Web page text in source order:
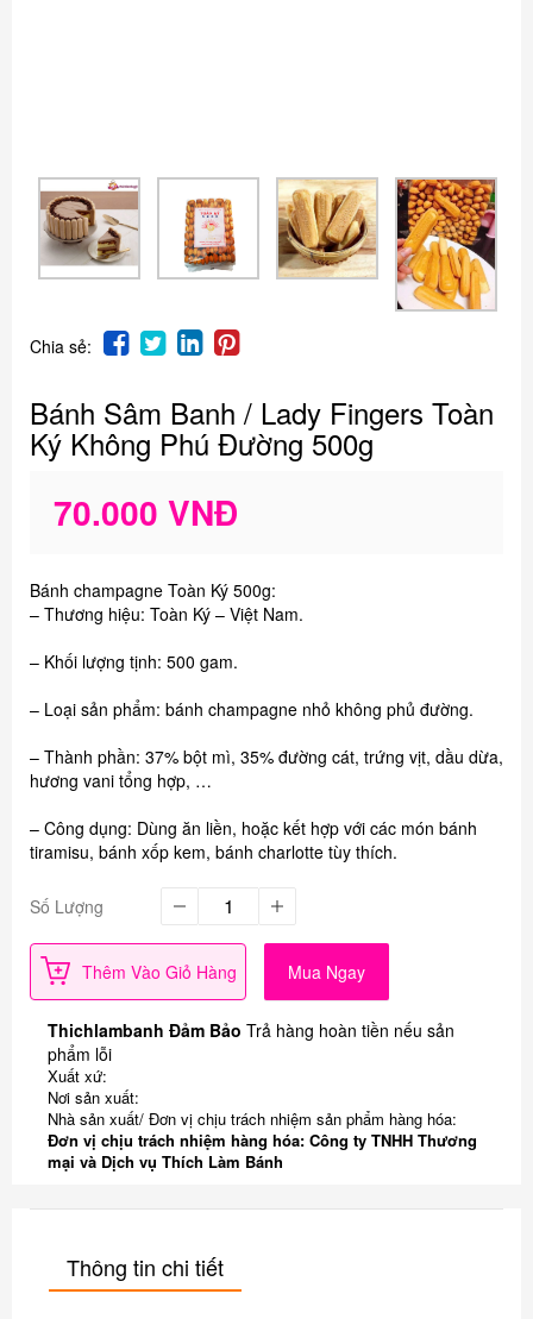
Chia sẻ:
Bánh Sâm Banh / Lady Fingers Toàn
Ký Không Phú Đường 500g
70.000 VNĐ
Bánh champagne Toàn Ký 500g:
– Thương hiệu: Toàn Ký – Việt Nam.
– Khối lượng tịnh: 500 gam.
– Loại sản phẩm: bánh champagne nhỏ không phủ đường.
– Thành phần: 37% bột mì, 35% đường cát, trứng vịt, dầu dừa,
hương vani tổng hợp, …
– Công dụng: Dùng ăn liền, hoặc kết hợp với các món bánh
tiramisu, bánh xốp kem, bánh charlotte tùy thích.
Số Lượng
Thêm Vào Giỏ Hàng Mua Ngay
Thichlambanh Đảm Bảo Trả hàng hoàn tiền nếu sản
phẩm lỗi
Xuất xứ:
Nơi sản xuất:
Nhà sản xuất/ Đơn vị chịu trách nhiệm sản phẩm hàng hóa:
Đơn vị chịu trách nhiệm hàng hóa: Công ty TNHH Thương
mại và Dịch vụ Thích Làm Bánh
Thông tin chi tiết